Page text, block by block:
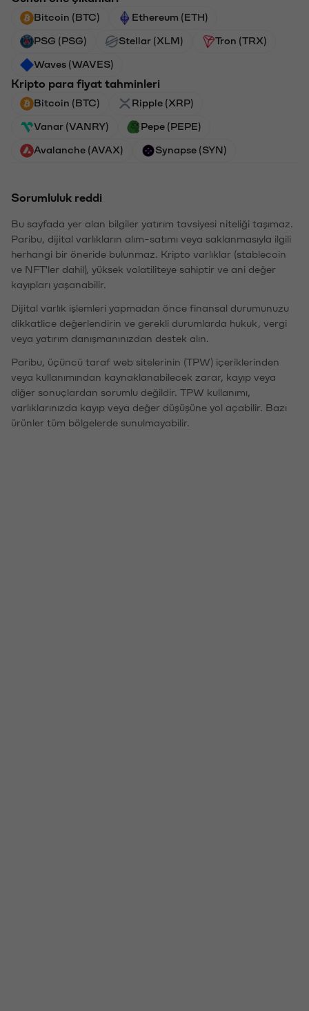
Bitcoin (BTC) Ethereum (ETH)
PSG (PSG) Stellar (XLM) Tron (TRX)
Waves (WAVES)
Kripto para fiyat tahminleri
Bitcoin (BTC) Ripple (XRP)
Vanar (VANRY) Pepe (PEPE)
Avalanche (AVAX) Synapse (SYN)
Sorumluluk reddi
Bu sayfada yer alan bilgiler yatırım tavsiyesi niteliği taşımaz.
Paribu, dijital varlıkların alım-satımı veya saklanmasıyla ilgili
herhangi bir öneride bulunmaz. Kripto varlıklar (stablecoin
ve NFT'ler dahil), yüksek volatiliteye sahiptir ve ani değer
kayıpları yaşanabilir.
Dijital varlık işlemleri yapmadan önce finansal durumunuzu
dikkatlice değerlendirin ve gerekli durumlarda hukuk, vergi
veya yatırım danışmanınızdan destek alın.
Paribu, üçüncü taraf web sitelerinin (TPW) içeriklerinden
veya kullanımından kaynaklanabilecek zarar, kayıp veya
diğer sonuçlardan sorumlu değildir. TPW kullanımı,
varlıklarınızda kayıp veya değer düşüşüne yol açabilir. Bazı
ürünler tüm bölgelerde sunulmayabilir.